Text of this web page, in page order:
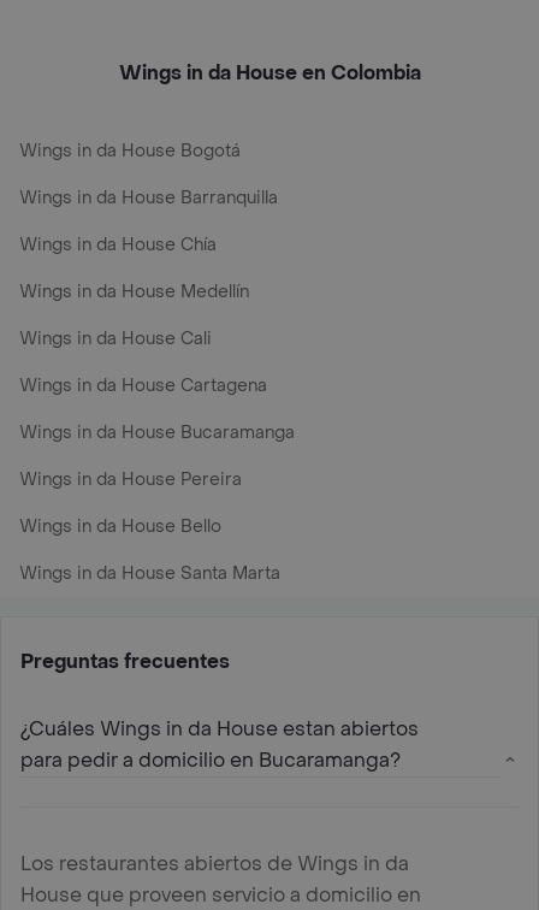
Wings in da House en Colombia
Wings in da House Bogotá
Wings in da House Barranquilla
Wings in da House Chía
Wings in da House Medellín
Wings in da House Cali
Wings in da House Cartagena
Wings in da House Bucaramanga
Wings in da House Pereira
Wings in da House Bello
Wings in da House Santa Marta
Preguntas frecuentes
¿Cuáles Wings in da House estan abiertos
para pedir a domicilio en Bucaramanga?
Los restaurantes abiertos de Wings in da
House que proveen servicio a domicilio en